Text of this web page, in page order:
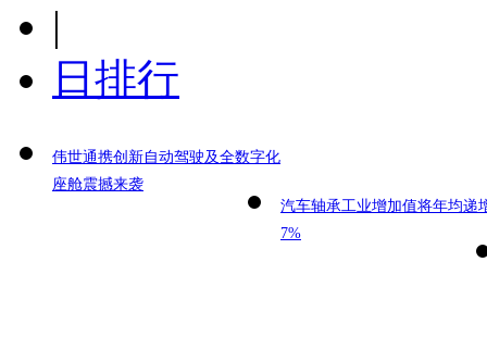
|
日排行
伟世通携创新自动驾驶及全数字化
座舱震撼来袭
汽车轴承工业增加值将年均递
7%